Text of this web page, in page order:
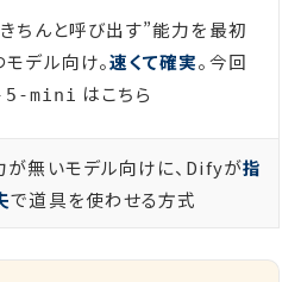
ちんと呼び出す”能力を最初
デル向け。速くて確実。今回
mini はこちら
が無いモデル向けに、Difyが指
で道具を使わせる方式